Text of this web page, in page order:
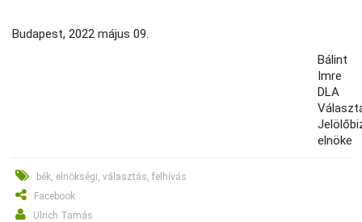
Budapest, 2022 május 09.
Bálint
Imre
DLA
elnöke
bék, elnökségi, választás, felhívás
Facebook
Ulrich Tamás